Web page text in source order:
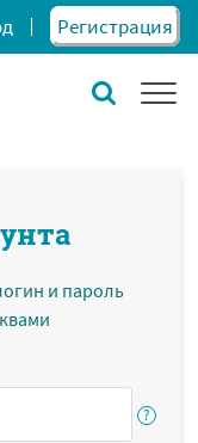
Регистрация
и пароль